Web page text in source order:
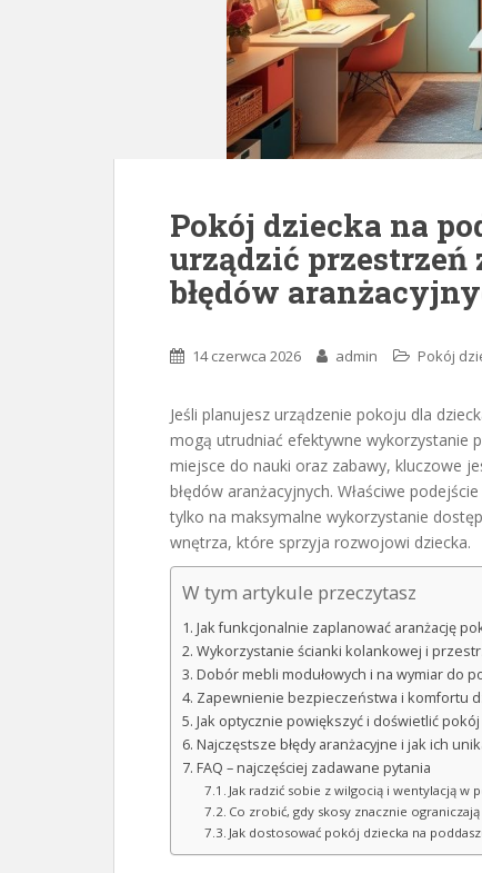
Pokój dziecka na
urządzić
błędów
14 czerwca 2026 admin Pokój
Jeśli planujesz urządzenie pokoju dla
mogą utrudniać efektywne wykorzystanie
miejsce do nauki oraz zabawy, kluczowe
błędów aranżacyjnych. Właściwe
tylko na maksymalne wykorzystanie
wnętrza, które sprzyja rozwojowi dziecka.
W tym artykule przeczytasz
Jak funkcjonalnie zaplanować aranżację
Wykorzystanie ścianki kolankowej i
Dobór mebli modułowych i na wymiar do
Zapewnienie bezpieczeństwa i komfortu
Jak optycznie powiększyć i doświetlić
Najczęstsze błędy aranżacyjne i jak ich
FAQ – najczęściej zadawane pytania
Jak radzić sobie z wilgocią i wentylacją w
Co zrobić, gdy skosy znacznie
Jak dostosować pokój dziecka na